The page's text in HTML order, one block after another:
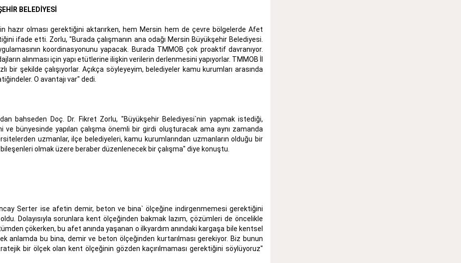
BELEDİYESİ
hazır olması gerektiğini aktarırken, hem Mersin hem de çevre bölgelerde Afet
ifade etti. Zorlu, "Burada çalışmanın ana odağı Mersin Büyükşehir Belediyesi.
koordinasyonunu yapacak. Burada TMMOB çok proaktif davranıyor.
alınması için yapı etütlerine ilişkin verilerin derlenmesini yapıyorlar. TMMOB İl
bir şekilde çalışıyorlar. Açıkça söyleyeyim, belediyeler kamu kurumları arasında
O avantajı var" dedi.
bahseden Doç. Dr. Fikret Zorlu, "Büyükşehir Belediyesi`nin yapmak istediği,
ve bünyesinde yapılan çalışma önemli bir girdi oluşturacak ama aynı zamanda
uzmanlar, ilçe belediyeleri, kamu kurumlarından uzmanların olduğu bir
olmak üzere beraber düzenlenecek bir çalışma" diye konuştu.
Serter ise afetin demir, beton ve bina` ölçeğine indirgenmemesi gerektiğini
Dolayısıyla sorunlara kent ölçeğinden bakmak lazım, çözümleri de öncelikle
çökerken, bu afet anında yaşanan o ilkyardım anındaki kargaşa bile kentsel
anlamda bu bina, demir ve beton ölçeğinden kurtarılması gerekiyor. Biz bunun
bir ölçek olan kent ölçeğinin gözden kaçırılmaması gerektiğini söylüyoruz"